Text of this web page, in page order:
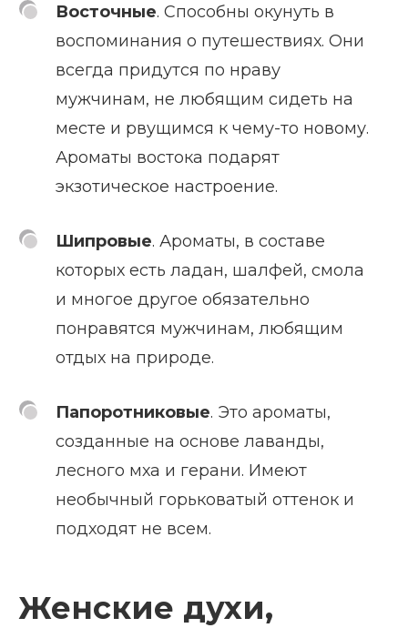
Восточные. Способны окунуть в
воспоминания о путешествиях. Они
всегда придутся по нраву
мужчинам, не любящим сидеть на
месте и рвущимся к чему-то новому.
Ароматы востока подарят
экзотическое настроение.
Шипровые. Ароматы, в составе
которых есть ладан, шалфей, смола
и многое другое обязательно
понравятся мужчинам, любящим
отдых на природе.
Папоротниковые. Это ароматы,
созданные на основе лаванды,
лесного мха и герани. Имеют
необычный горьковатый оттенок и
подходят не всем.
Женские духи,